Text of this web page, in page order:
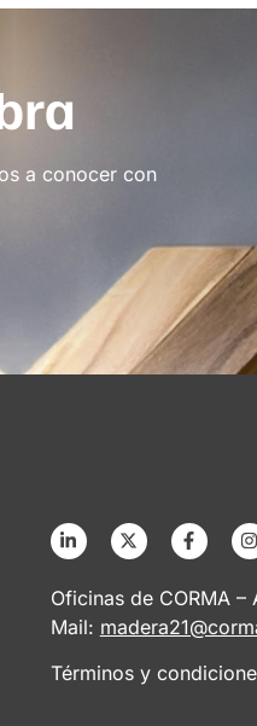
a conocer con
Oficinas de CORMA –
Mail:
Términos y